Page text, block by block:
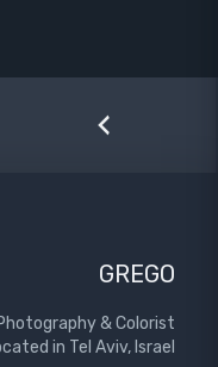
GREGO
& Colorist
in Tel Aviv, Israel.